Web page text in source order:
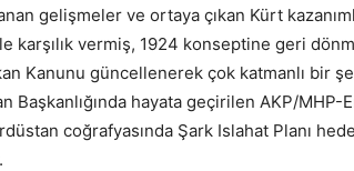
gelişmeler ve ortaya çıkan Kürt
karşılık vermiş, 1924 konseptine geri
Kanunu güncellenerek çok katmanlı bir
Başkanlığında hayata geçirilen AKP/
coğrafyasında Şark Islahat Planı